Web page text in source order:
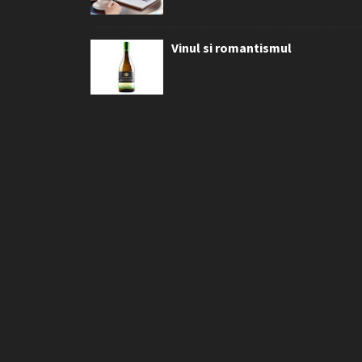
Vinul si romantismul